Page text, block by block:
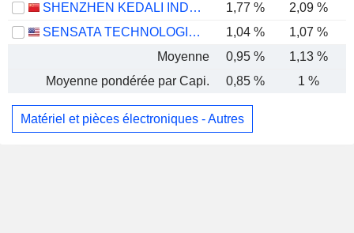
SHENZHEN KEDALI INDUSTRY CO., LTD.
1,77 % 2,09 %
SENSATA TECHNOLOGIES HOLDING PLC
1,04 % 1,07 %
Moyenne
0,95 % 1,13 %
Moyenne pondérée par Capi.
0,85 % 1 %
Matériel et pièces électroniques - Autres